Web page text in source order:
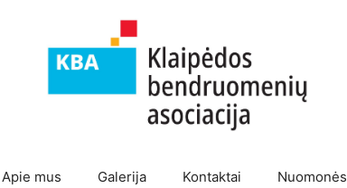
Apie mus Galerija Kontaktai Nuomonės